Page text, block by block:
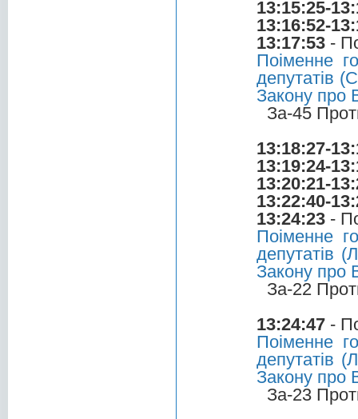
13:15:25-
13:16:52-
13:17:53 -
Поіменне
депутатів
Закону про
За-45
13:18:27-
13:19:24-
13:20:21-
13:22:40-
13:24:23 -
Поіменне
депутатів
Закону про
За-22
13:24:47 -
Поіменне
депутатів
Закону про
За-23